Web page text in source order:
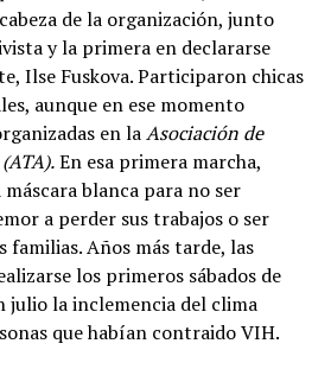
de la organización, junto
y la primera en declararse
Ilse Fuskova. Participaron chicas
aunque en ese momento
en laAsociación de
En esa primera marcha,
blanca para no ser
a perder sus trabajos o ser
familias. Años más tarde, las
los primeros sábados de
julio la inclemencia del clima
que habían contraido VIH.